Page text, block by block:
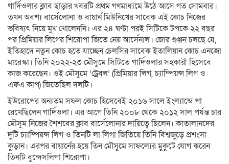
গার্দিওলার ক্লাব ছাড়ার খবরটি প্রথম গণমাধ্যমে উঠে আসে গত সোমবার।
তখন অবশ্য বার্সেলোনা ও বায়ার্ন মিউনিখের সাবেক এই কোচ নিজের
ভবিষ্যৎ নিয়ে মুখ খোলেননি। এর ২৪ ঘণ্টা পরই সিটিকে টপকে ২২ বছর
পর প্রিমিয়ার লিগের শিরোপা জিতে নেয় আর্সেনাল। জোর গুঞ্জন চলছে যে,
ইতিহাদে নতুন কোচ হতে যাচ্ছেন চেলসির সাবেক ইতালিয়ান কোচ এনজো
মারেস্কা। তিনি ২০২২-২৩ মৌসুমে সিটিতে গার্দিওলার সহকারী হিসেবে
কাজ করেছেন। ওই মৌসুমে ‘ট্রেবল’ (প্রিমিয়ার লিগ, চ্যাম্পিয়ন্স লিগ ও
এফএ কাপ) জিতেছিল দলটি।
ইউরোপের অন্যতম সফল কোচ হিসেবেই ২০১৬ সালে ইংল্যান্ডে পা
রেখেছিলেন গার্দিওলা। এর আগে তিনি ২০০৮ থেকে ২০১২ সাল পর্যন্ত চার
মৌসুম নিজের শৈশবের ক্লাব বার্সেলোনার দায়িত্বে ছিলেন। কাতালানদের
দুটি চ্যাম্পিয়ন্স লিগ ও তিনটি লা লিগা জিতিয়ে তিনি বিশ্বজুড়ে প্রশংসা
কুড়ান। এরপর বায়ার্নের হয়ে তিন মৌসুমে সাফল্যের মুকুটে যোগ করেন
তিনটি বুন্দেসলিগা শিরোপা।